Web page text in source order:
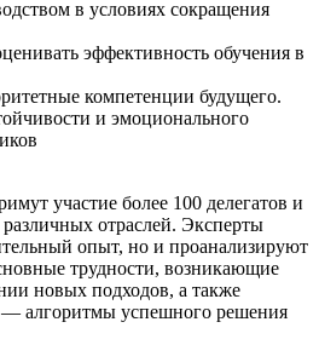
в условиях сокращения
эффективность обучения в
компетенции будущего.
и эмоционального
участие более 100 делегатов и
отраслей. Эксперты
опыт, но и проанализируют
трудности, возникающие
новых подходов, а также
— алгоритмы успешного решения